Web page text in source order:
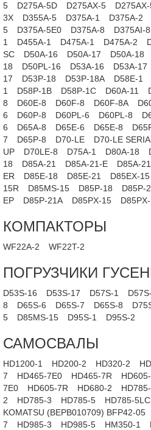
5
D275A-5D D275AX-5
3X
D355A-5 D375A-1 D375A-2
5
D375A-5E0 D375A-8 D375AI-8
1
D455A-1 D475A-1 D475A-2
SC
D50A-16 D50A-17 D50A-18
18
D50PL-16 D53A-16 D53A-17
17
D53P-18 D53P-18A D58E-1
1
D58P-1B D58P-1C D60A-11
8
D60E-8 D60F-8 D60F-8A
6
D60P-8 D60PL-6 D60PL-8
6
D65A-8 D65E-6 D65E-8
7
D65P-8 D70-LE
D70-LE
UP
D70LE-8 D75A-1 D80A-18
18
D85A-21 D85A-21-E D85A-
ER
D85E-18 D85E-21 D85EX-15
15R
D85MS-15 D85P-18 D85P-
EP
D85P-21A D85PX-15
КОМПАКТОРЫ
WF22A-2 WF22T-2
ПОГРУЗЧИКИ
D53S-16 D53S-17 D57S-1
8
D65S-6 D65S-7 D65S-8
5
D85MS-15 D95S-1 D95S-2
САМОСВАЛЫ
HD1200-1 HD200-2 HD320-2
7
HD465-7E0 HD465-7R
7E0
HD605-7R HD680-2
2
HD785-3 HD785-5
HD785-
KOMATSU (BEPB010709) BFP42-05
7
HD985-3 HD985-5 HM350-1